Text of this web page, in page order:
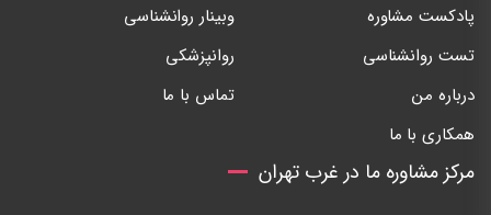
پادکست مشاوره
وبینار روانشناسی
تست روانشناسی
روانپزشکی
درباره من
تماس با ما
همکاری با ما
مرکز مشاوره ما در غرب تهران